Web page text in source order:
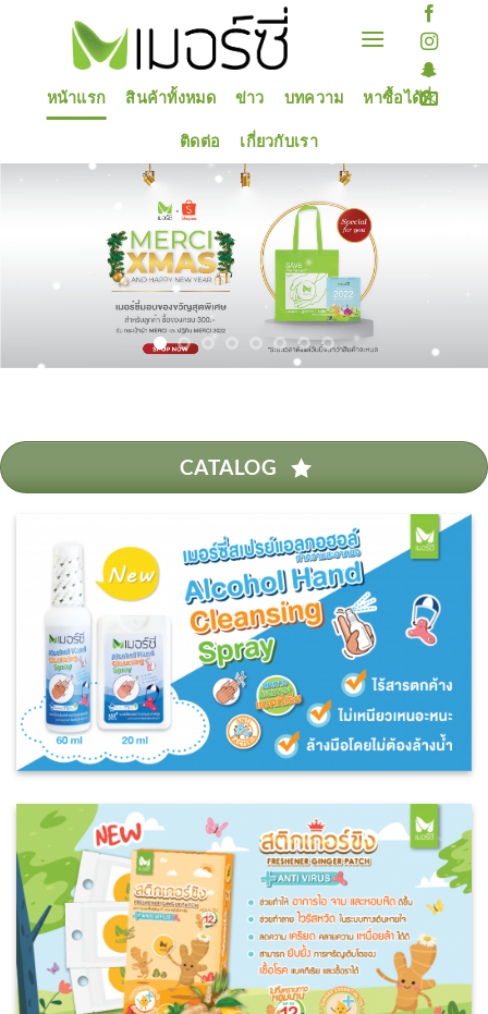
หน้าแรก สินค้าทั้งหมด ข่าว บทความ หาซื้อได้ที่
ติดต่อ เกี่ยวกับเรา
CATALOG